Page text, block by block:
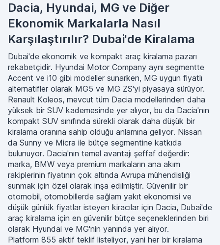
Dacia, Hyundai, MG ve Diğer
Ekonomik Markalarla Nasıl
Karşılaştırılır? Dubai'de Kiralama
Dubai'de ekonomik ve kompakt araç kiralama pazarı
rekabetçidir. Hyundai Motor Company aynı segmentte
Accent ve i10 gibi modeller sunarken, MG uygun fiyatlı
alternatifler olarak MG5 ve MG ZS'yi piyasaya sürüyor.
Renault Koleos, mevcut tüm Dacia modellerinden daha
yüksek bir SUV kademesinde yer alıyor, bu da Dacia'nın
kompakt SUV sınıfında sürekli olarak daha düşük bir
kiralama oranına sahip olduğu anlamına geliyor. Nissan
da Sunny ve Micra ile bütçe segmentine katkıda
bulunuyor. Dacia'nın temel avantajı şeffaf değerdir:
marka, BMW veya premium markaların ana akım
rakiplerinin fiyatının çok altında Avrupa mühendisliği
sunmak için özel olarak inşa edilmiştir. Güvenilir bir
otomobil, otomobillerde sağlam yakıt ekonomisi ve
düşük günlük fiyatlar isteyen kiracılar için Dacia, Dubai'de
araç kiralama için en güvenilir bütçe seçeneklerinden biri
olarak Hyundai ve MG'nin yanında yer alıyor.
Platform 855 aktif teklif listeliyor, yani her bir kiralama